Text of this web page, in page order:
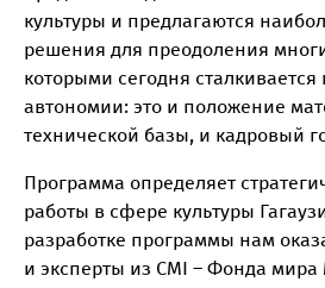
культуры и предлагаются
решения для преодоления
которыми сегодня сталкивается
автономии: это и положение
технической базы, и кадровый
Программа определяет
работы в сфере культуры
разработке программы нам
и эксперты из CMI – Фонда мира